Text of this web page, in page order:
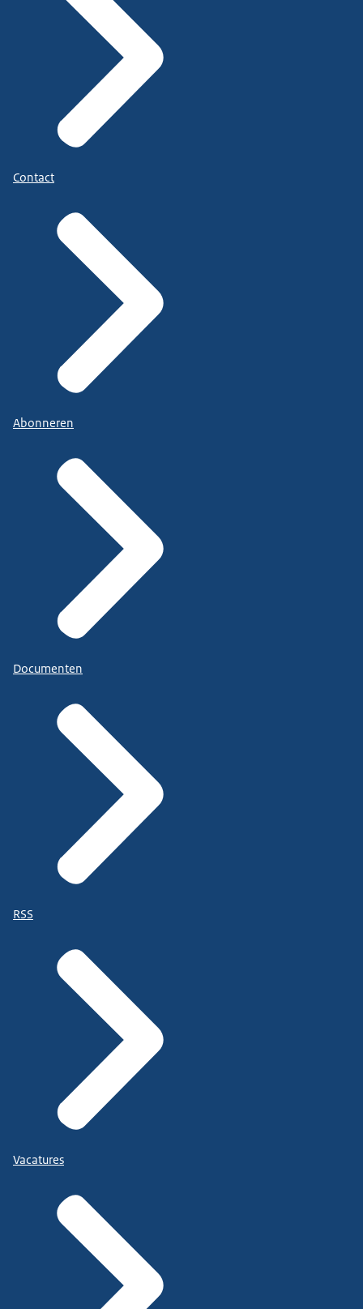
Contact
Abonneren
Documenten
RSS
Vacatures